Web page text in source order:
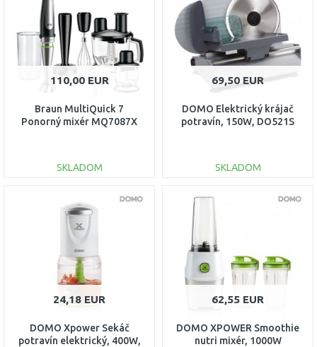
Porovnať
110,00 EUR
Braun MultiQuick 7
Ponorný mixér MQ7087X
SKLADOM
Porovnať
69,50 EUR
DOMO Elektrický krájač
potravín, 150W, DO521S
SKLADOM
24,18 EUR
DOMO Xpower Sekáč
potravín elektrický, 400W,
62,55 EUR
DOMO XPOWER Smoothie
nutri mixér, 1000W